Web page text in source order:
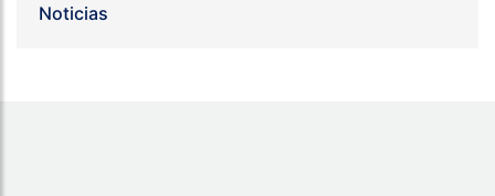
Noticias